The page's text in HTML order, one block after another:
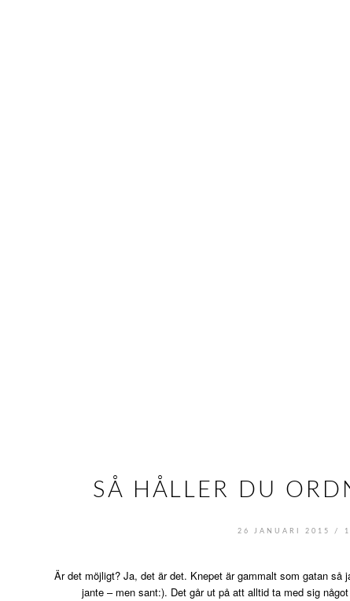
SÅ HÅLLER DU
26 JANUARI 2015 /
Är det möjligt? Ja, det är det. Knepet är gammalt som gatan
jante – men sant:). Det går ut på att alltid ta med sig